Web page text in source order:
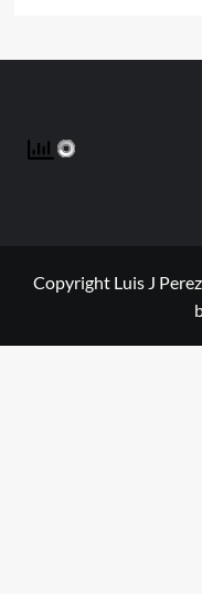
Copyright Luis J